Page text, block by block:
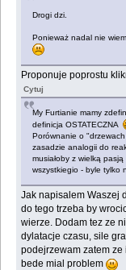
Drogi dzi.
Ponieważ nadal nie
Proponuje poprostu
Cytuj
My Furtianie mamy
definicja OSTATECZNA
Porównanie o
zasadzie analogii do
musiałoby z wielką
wszystkiegio - byle tylko
Jak napisalem Waszej
do tego trzeba by
wierze. Dodam tez ze
dylatacje czasu, sile
podejrzewam zatem
bede mial problem